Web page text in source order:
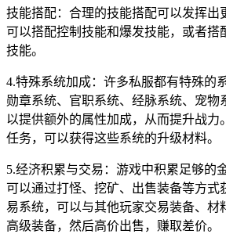
技能搭配：合理的技能搭配可以发挥出
可以搭配控制技能和爆发技能，或者搭
技能。
4.特殊系统加成：许多私服都有特殊的
勋章系统、官职系统、经脉系统、宠物
以提供额外的属性加成，从而提升战力
任务，可以获得这些系统的升级材料。
5.经济积累与交易：游戏中积累足够的
可以通过打怪、挖矿、出售装备等方式
易系统，可以与其他玩家交易装备、材
高级装备，然后高价出售，赚取差价。